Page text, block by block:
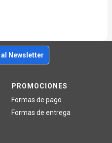
Newsletter
PROMOCIONES
Formas de pago
Formas de entrega